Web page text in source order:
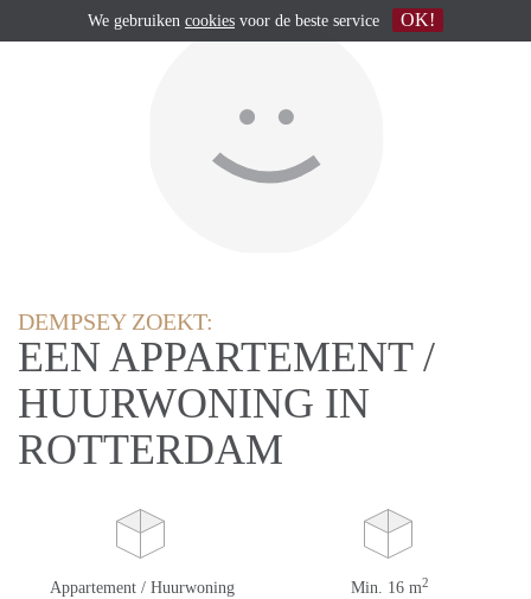
DEMPSEY ZOEKT:
EEN APPARTEMENT /
HUURWONING IN
ROTTERDAM
Appartement / Huurwoning Min. 16 m2
We gebruiken cookies voor de beste service OK!